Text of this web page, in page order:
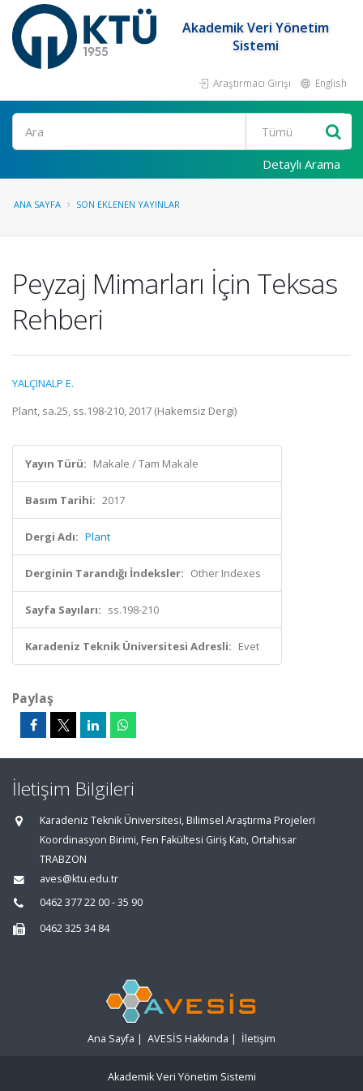
Akademik Veri Yönetim
Sistemi
Araştırmacı Girişi English
Ara
Detaylı Arama
ANA SAYFA SON EKLENEN YAYINLAR
Peyzaj Mimarları İçin Teksas
Rehberi
YALÇINALP E.
Plant, sa.25, ss.198-210, 2017 (Hakemsiz Dergi)
Yayın Türü: Makale / Tam Makale
Basım Tarihi: 2017
Dergi Adı: Plant
Derginin Tarandığı İndeksler: Other Indexes
Sayfa Sayıları: ss.198-210
Karadeniz Teknik Üniversitesi Adresli: Evet
Paylaş
İletişim Bilgileri
Karadeniz Teknik Üniversitesi, Bilimsel Araştırma Projeleri
Koordinasyon Birimi, Fen Fakültesi Giriş Katı, Ortahisar
TRABZON
aves@ktu.edu.tr
0462 377 22 00 - 35 90
0462 325 34 84
Ana Sayfa | AVESİS Hakkında | İletişim
Akademik Veri Yönetim Sistemi